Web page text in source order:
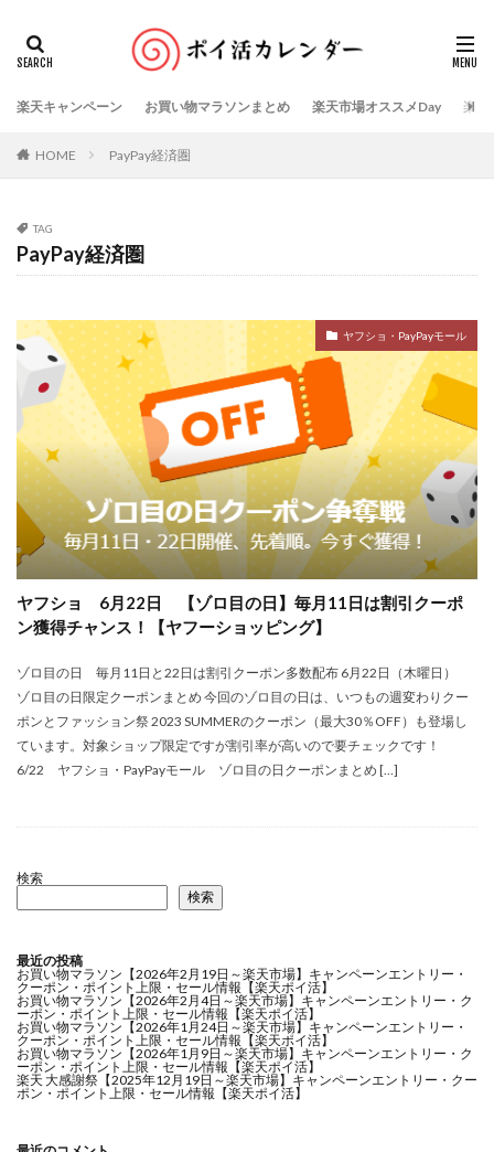
楽天キャンペーン お買い物マラソンまとめ 楽天市場オススメDay 楽天
HOME PayPay経済圏
TAG
PayPay経済圏
ヤフショ・PayPayモール
ヤフショ 6月22日 【ゾロ目の日】毎月11日は割引クーポ
ン獲得チャンス！【ヤフーショッピング】
ゾロ目の日 毎月11日と22日は割引クーポン多数配布 6月22日（木曜日）
ゾロ目の日限定クーポンまとめ 今回のゾロ目の日は、いつもの週変わりクー
ポンとファッション祭 2023 SUMMERのクーポン（最大30％OFF）も登場し
ています。対象ショップ限定ですが割引率が高いので要チェックです！
6/22 ヤフショ・PayPayモール ゾロ目の日クーポンまとめ […]
検索
検索
最近の投稿
お買い物マラソン【2026年2月19日～楽天市場】キャンペーンエントリー・
クーポン・ポイント上限・セール情報【楽天ポイ活】
お買い物マラソン【2026年2月4日～楽天市場】キャンペーンエントリー・ク
ーポン・ポイント上限・セール情報【楽天ポイ活】
お買い物マラソン【2026年1月24日～楽天市場】キャンペーンエントリー・
クーポン・ポイント上限・セール情報【楽天ポイ活】
お買い物マラソン【2026年1月9日～楽天市場】キャンペーンエントリー・ク
ーポン・ポイント上限・セール情報【楽天ポイ活】
楽天 大感謝祭【2025年12月19日～楽天市場】キャンペーンエントリー・クー
ポン・ポイント上限・セール情報【楽天ポイ活】